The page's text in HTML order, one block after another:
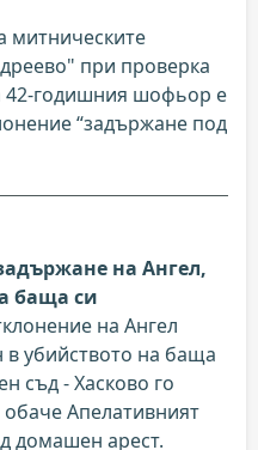
митническите
при проверка
42-годишния шофьор е
“задържане под
на Ангел,
баща си
на Ангел
в убийството на баща
съд - Хасково го
Апелативният
домашен арест.